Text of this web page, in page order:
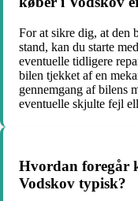
For at sikre dig, at den
stand, kan du starte
eventuelle tidligere
bilen tjekket af en
gennemgang af bilens
eventuelle skjulte fejl
Hvordan foregår
Vodskov typisk?